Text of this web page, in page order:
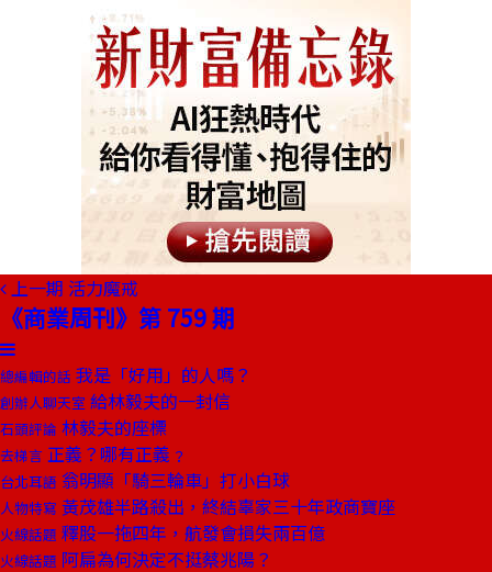
上一期 活力魔戒
《商業周刊》第 759 期
總編輯的話 我是「好用」的人嗎？
創辦人聊天室 給林毅夫的一封信
石頭評論 林毅夫的座標
去梯言 正義？哪有正義﹖
台北耳語 翁明顯「騎三輪車」打小白球
人物特寫 黃茂雄半路殺出，終結辜家三十年政商寶座
火線話題 釋股一拖四年，航發會損失兩百億
火線話題 阿扁為何決定不挺蔡兆陽？